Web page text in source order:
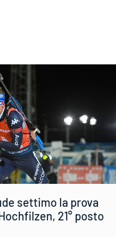
settimo la prova
21° posto